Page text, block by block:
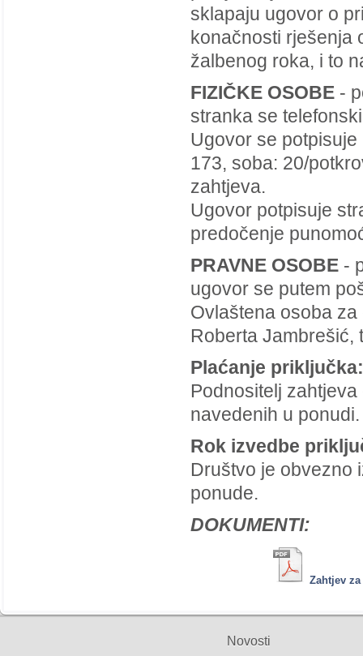
sklapaju ugovor o
konačnosti rješenja
žalbenog roka, i to
FIZIČKE OSOBE -
stranka se
Ugovor se
173, soba: 20/
zahtjeva.
Ugovor potpisuje
predočenje
PRAVNE OSOBE -
ugovor se putem
Ovlaštena osoba
Roberta Jambrešić,
Plaćanje priključka:
Podnositelj
navedenih u ponudi.
Rok izvedbe
Društvo je obvezno
ponude.
DOKUMENTI:
Zahtjev
Novosti